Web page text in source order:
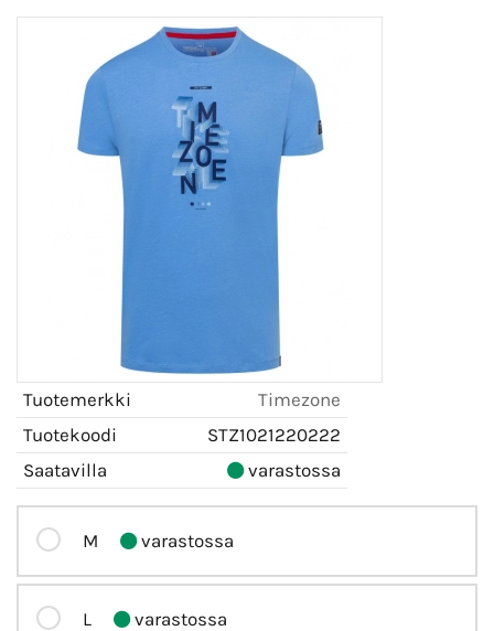
Tuotemerkki
Timezone
Tuotekoodi
STZ1021220222
Saatavilla
varastossa
M varastossa
L varastossa